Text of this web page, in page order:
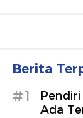
Berita
#1
Pendiri
Ada